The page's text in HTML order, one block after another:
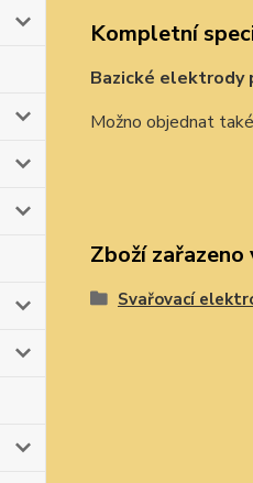
Kompletní
Bazické elektrody
Možno objednat
Zboží
Svařovací